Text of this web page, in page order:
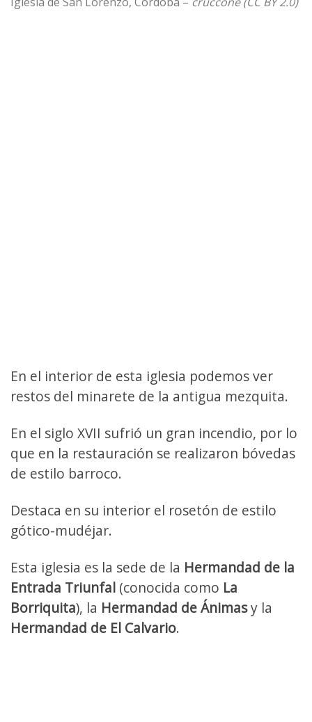
En el interior de esta iglesia podemos ver
restos del minarete de la antigua mezquita.
En el siglo XVII sufrió un gran incendio, por lo
que en la restauración se realizaron bóvedas
de estilo barroco.
Destaca en su interior el rosetón de estilo
gótico-mudéjar.
Esta iglesia es la sede de la Hermandad de la
Entrada Triunfal (conocida como La
Borriquita), la Hermandad de Ánimasy la
Hermandad de El Calvario.